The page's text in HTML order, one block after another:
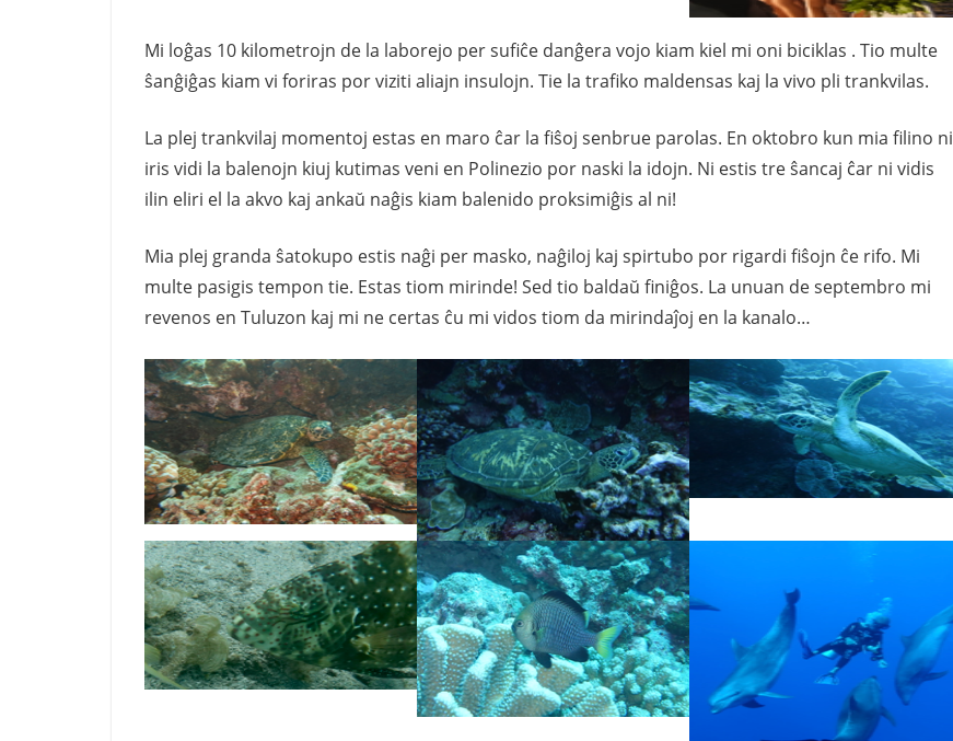
Mi loĝas 10 kilometrojn de la laborejo per sufiĉe danĝera vojo kiam kiel mi oni biciklas . Tio multe
ŝanĝiĝas kiam vi foriras por viziti aliajn insulojn. Tie la trafiko maldensas kaj la vivo pli trankvilas.
La plej trankvilaj momentoj estas en maro ĉar la fiŝoj senbrue parolas. En oktobro kun mia filino ni
iris vidi la balenojn kiuj kutimas veni en Polinezio por naski la idojn. Ni estis tre ŝancaj ĉar ni vidis
ilin eliri el la akvo kaj ankaŭ naĝis kiam balenido proksimiĝis al ni!
Mia plej granda ŝatokupo estis naĝi per masko, naĝiloj kaj spirtubo por rigardi fiŝojn ĉe rifo. Mi
multe pasigis tempon tie. Estas tiom mirinde! Sed tio baldaŭ finiĝos. La unuan de septembro mi
revenos en Tuluzon kaj mi ne certas ĉu mi vidos tiom da mirindaĵoj en la kanalo…